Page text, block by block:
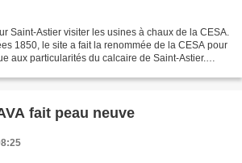
Saint-Astier visiter les usines à chaux de la CESA.
1850, le site a fait la renommée de la CESA pour
aux particularités du calcaire de Saint-Astier.
fait peau neuve